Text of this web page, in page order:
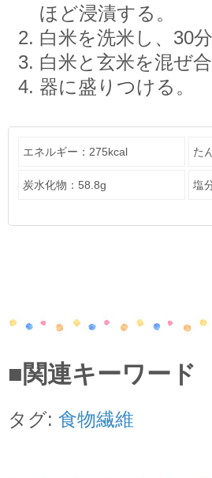
ほど浸漬する。
白米を洗米し、30
白米と玄米を混ぜ
器に盛りつける。
エネルギー：275kcal た
炭水化物：58.8g 塩
■関連キーワード
タグ: 食物繊維